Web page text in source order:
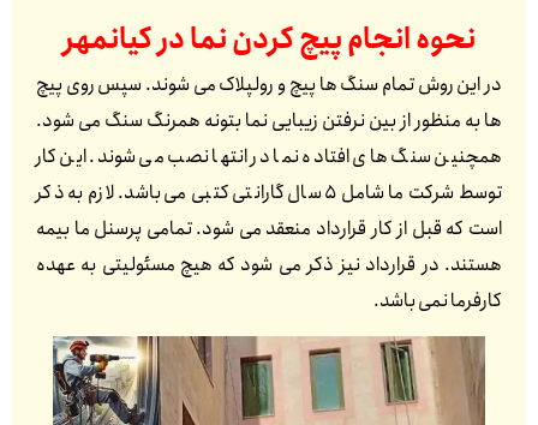
نحوه انجام پیچ کردن نما درکیانمهر
در این روش تمام سنگ ها پیچ و رولپلاک می شوند. سپس روی پیچ
ها به منظور از بین نرفتن زیبایی نما بتونه همرنگ سنگ می شود.
همچنین سنگ های افتاده نما در انتها نصب می شوند. این کار
توسط شرکت ما شامل 5 سال گارانتی کتبی می باشد. لازم به ذکر
است که قبل از کار قرارداد منعقد می شود. تمامی پرسنل ما بیمه
هستند. در قرارداد نیز ذکر می شود که هیچ مسئولیتی به عهده
کارفرما نمی باشد.